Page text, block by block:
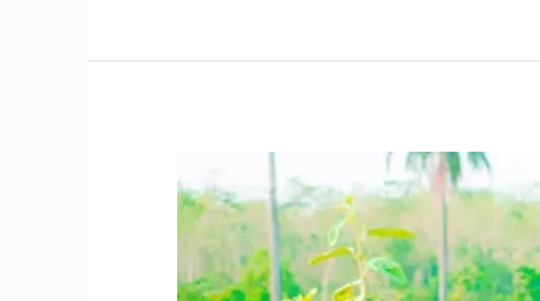
que
devemos
investir